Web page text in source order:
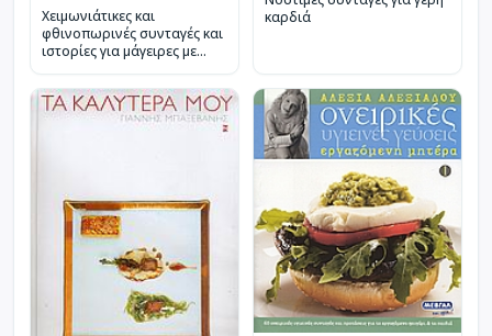
Χειμωνιάτικες και
φθινοπωρινές συνταγές και
ιστορίες για μάγειρες με
καρδιά